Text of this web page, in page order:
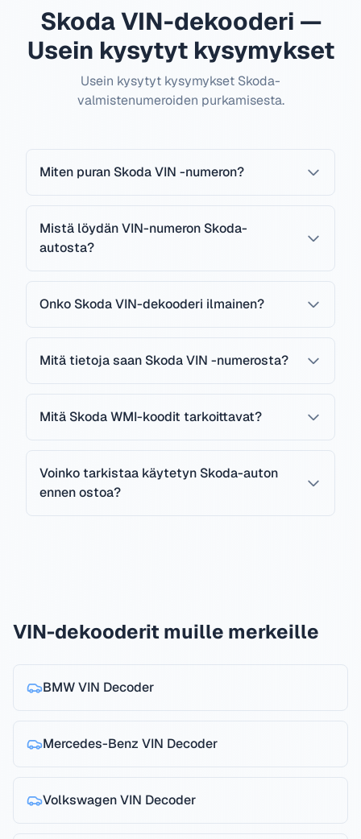
Skoda VIN-dekooderi —
Usein kysytyt kysymykset
Usein kysytyt kysymykset Skoda-
valmistenumeroiden purkamisesta.
Miten puran Skoda VIN -numeron?
Mistä löydän VIN-numeron Skoda-
autosta?
Onko Skoda VIN-dekooderi ilmainen?
Mitä tietoja saan Skoda VIN -numerosta?
Mitä Skoda WMI-koodit tarkoittavat?
Voinko tarkistaa käytetyn Skoda-auton
ennen ostoa?
VIN-dekooderit muille merkeille
BMWVIN Decoder
Mercedes-Benz VIN Decoder
VolkswagenVIN Decoder